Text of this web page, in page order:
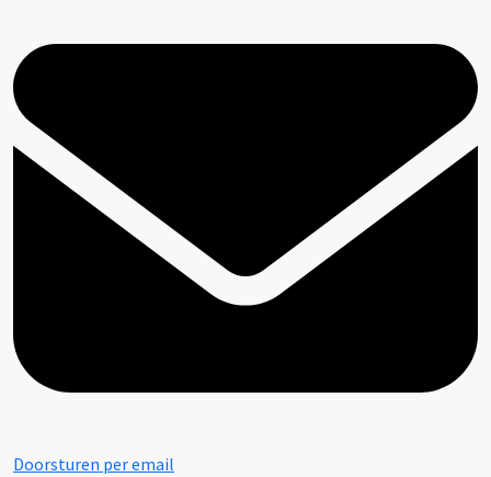
Doorsturen per email